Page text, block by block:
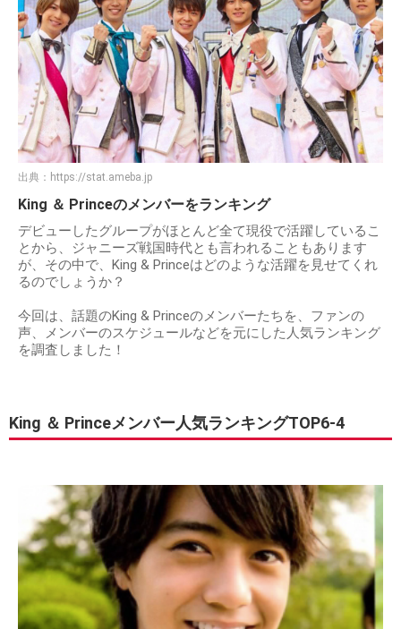
出典： https://stat.ameba.jp
King ＆ Princeのメンバーをランキング
デビューしたグループがほとんど全て現役で活躍しているこ
とから、ジャニーズ戦国時代とも言われることもあります
が、その中で、King & Princeはどのような活躍を見せてくれ
るのでしょうか？
今回は、話題のKing & Princeのメンバーたちを、ファンの
声、メンバーのスケジュールなどを元にした人気ランキング
を調査しました！
King ＆ Princeメンバー人気ランキングTOP6-4